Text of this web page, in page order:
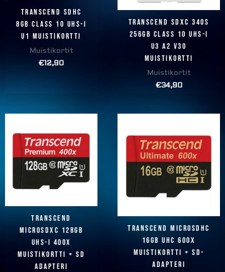
Transcend SDHC
8GB Class 10 UHS-I
U1 muistikortti
Muistikortit
€12,90
Transcend SDXC 340S
256GB Class 10 UHS-I
U3 A2 V30
muistikortti
Muistikortit
€34,90
Transcend
microSDXC 128GB
UHS-I 400x
muistikortti + SD
Adapteri
Transcend microSDHC
16GB UHC 600x
muistikortti + SD-
Adapteri